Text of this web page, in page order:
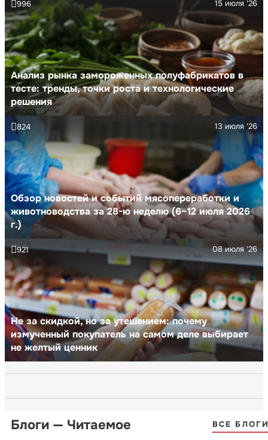
Анализ рынка замороженных полуфабрикатов в
тесте: тренды, точки роста и технологические
решения
15 июля '26
996
Обзор новостей и событий мясопереработки и
животноводства за 28-ю неделю (6–12 июля 2026
г.)
13 июля '26
824
Не за скидкой, но за утешением: почему
измученный покупатель на самом деле выбирает
не желтый ценник
08 июля '26
921
Блоги — Читаемое ВСЕ